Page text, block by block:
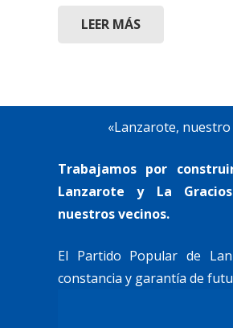
LEER MÁS
«Lanzarote,
Trabajamos por
Lanzarote y La
nuestros vecinos.
El Partido Popular de
constancia y garantía de